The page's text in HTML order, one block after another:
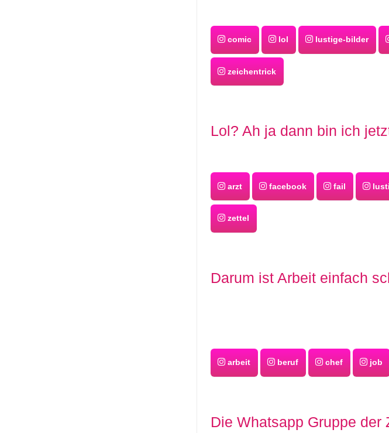
comic lol lustige-bilder
zeichentrick
Lol? Ah ja dann bin ich
arzt facebook fail
zettel
Darum ist Arbeit einfach
arbeit beruf chef job
Die Whatsapp Gruppe der